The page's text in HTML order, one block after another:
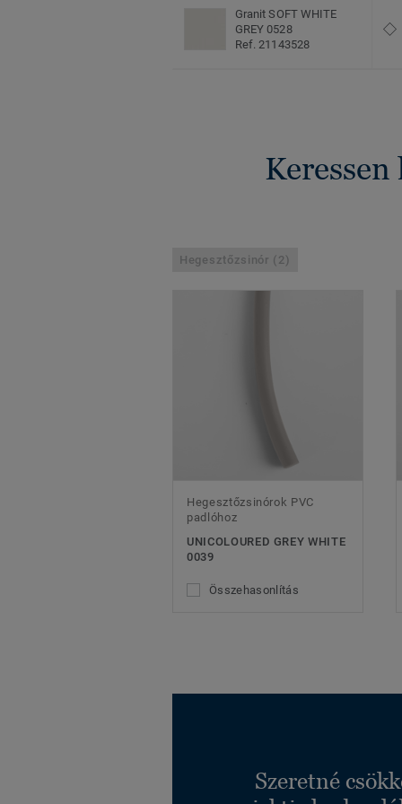
Granit SOFT WHITE
GREY 0528
Ref. 21143528
Hegesztőzsinór (2)
Hegesztőzsinórok PVC
padlóhoz
UNICOLOURED GREY WHITE
0039
Összehasonlítás
Szeretné